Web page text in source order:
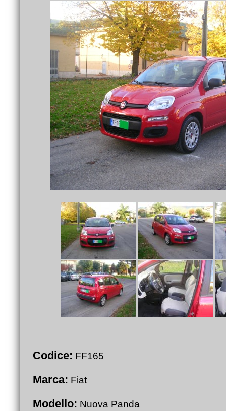
Codice: FF165
Marca: Fiat
Modello: Nuova Panda